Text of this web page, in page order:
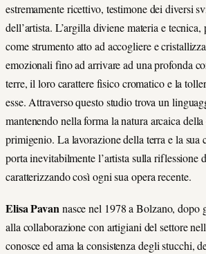
estremamente ricettivo, testimone dei diversi
dell’artista. L’argilla diviene materia e tecnica,
come strumento atto ad accogliere e
emozionali fino ad arrivare ad una profonda
terre, il loro carattere fisico cromatico e la
esse. Attraverso questo studio trova un
mantenendo nella forma la natura arcaica
primigenio. La lavorazione della terra e la sua
porta inevitabilmente l’artista sulla riflessione
caratterizzando così ogni sua opera recente.
Elisa Pavannasce nel 1978 a Bolzano, dopo
alla collaborazione con artigiani del settore
conosce ed ama la consistenza degli stucchi,